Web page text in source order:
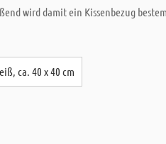
wird damit ein Kissenbezug
ca. 40 x 40 cm